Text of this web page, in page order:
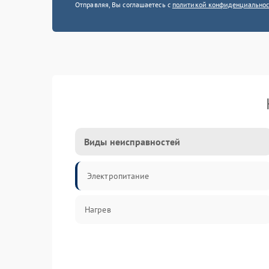
Отправляя, Вы соглашаетесь с политикой
Виды неисправностей
Электропитание
Нагрев